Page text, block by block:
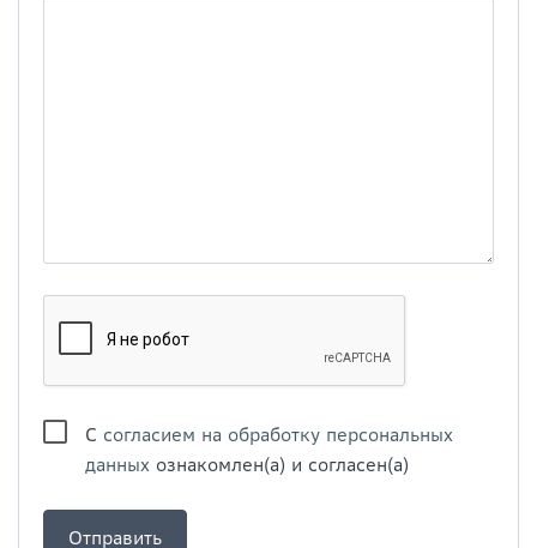
С согласием на обработку персональных
данных ознакомлен(а) и согласен(а)